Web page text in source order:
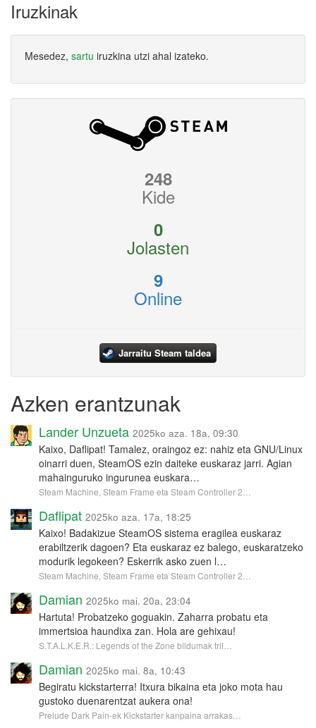
Iruzkinak
Mesedez, sartu iruzkina utzi ahal izateko.
248
Kide
0
Jolasten
9
Online
Jarraitu Steam taldea
Azken erantzunak
Lander Unzueta 2025ko aza. 18a, 09:30
Kaixo, Daflipat! Tamalez, oraingoz ez: nahiz eta GNU/Linux
oinarri duen, SteamOS ezin daiteke euskaraz jarri. Agian
mahainguruko ingurunea euskara…
Steam Machine, Steam Frame eta Steam Controller 2…
Daflipat 2025ko aza. 17a, 18:25
Kaixo! Badakizue SteamOS sistema eragilea euskaraz
erabiltzerik dagoen? Eta euskaraz ez balego, euskaratzeko
modurik legokeen? Eskerrik asko zuen l…
Steam Machine, Steam Frame eta Steam Controller 2…
Damian 2025ko mai. 20a, 23:04
Hartuta! Probatzeko goguakin. Zaharra probatu eta
immertsioa haundixa zan. Hola are gehixau!
S.T.A.L.K.E.R.: Legends of the Zone bildumak tril…
Damian 2025ko mai. 8a, 10:43
Begiratu kickstarterra! Itxura bikaina eta joko mota hau
gustoko duenarentzat aukera ona!
Prelude Dark Pain-ek Kickstarter kanpaina arrakas…